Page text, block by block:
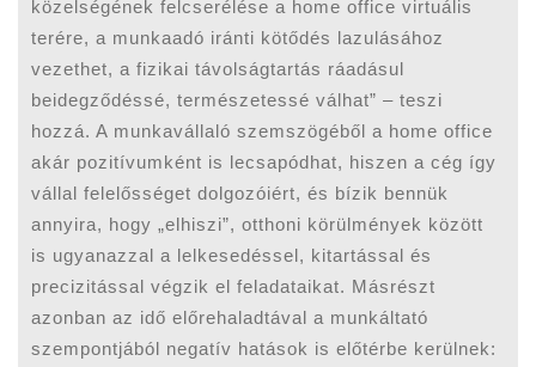
közelségének felcserélése a home office virtuális
terére, a munkaadó iránti kötődés lazulásához
vezethet, a fizikai távolságtartás ráadásul
beidegződéssé, természetessé válhat” – teszi
hozzá. A munkavállaló szemszögéből a home office
akár pozitívumként is lecsapódhat, hiszen a cég így
vállal felelősséget dolgozóiért, és bízik bennük
annyira, hogy „elhiszi”, otthoni körülmények között
is ugyanazzal a lelkesedéssel, kitartással és
precizitással végzik el feladataikat. Másrészt
azonban az idő előrehaladtával a munkáltató
szempontjából negatív hatások is előtérbe kerülnek: